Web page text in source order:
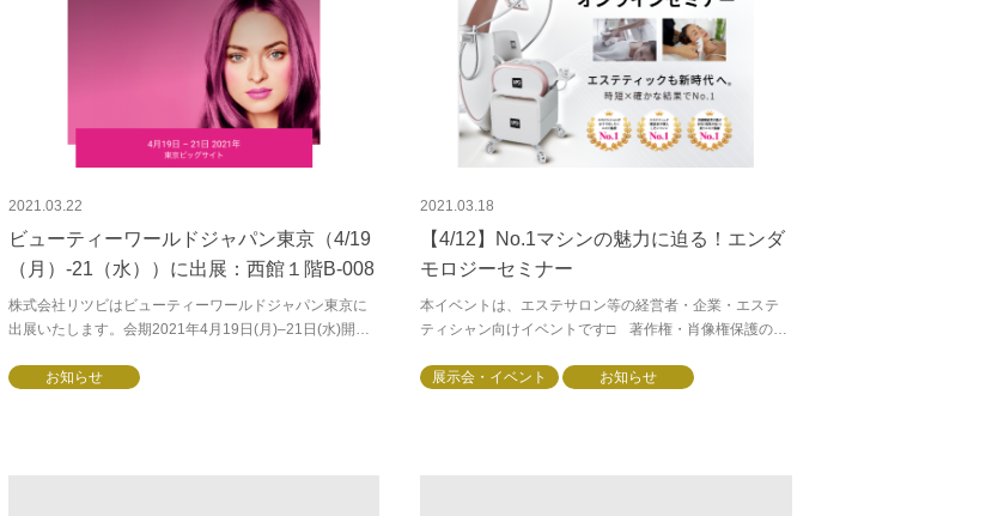
2021.03.22
ビューティーワールドジャパン東京（4/19
（月）-21（水））に出展：西館１階B-008
株式会社リツビはビューティーワールドジャパン東京に
出展いたします。会期2021年4月19日(月)–21日(水)開催
イト...お知らせ
2021.03.18
【4/12】No.1マシンの魅力に迫る！エンダ
モロジーセミナー
本イベントは、エステサロン等の経営者・企業・エステ
ティシャン向けイベントです□ 著作権・肖像権保護の
いただきます。□機器メーカー、ディーラーを...
展示会・イベント お知らせ